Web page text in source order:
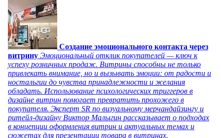
Создание эмоционального контакта через
витрину Эмоциональный отклик покупателей — ключ к
успеху розничных продаж. Витрины способны не только
привлекать внимание, но и вызывать эмоции: от радости и
ностальгии до чувства принадлежности и желания
обладать. Использование психологических триггеров в
дизайне витрин помогает превратить прохожего в
покупателя. Эксперт SR по визуальному мерчандайзингу и
ритейл-дизайну Виктор Малыгин рассказывает о подходах
в концепции оформления витрин и актуальных темах и
сюжетах для презентации товара в витринах.